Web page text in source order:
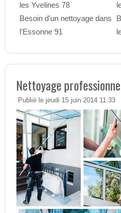
les Yvelines 78
Besoin d'un nettoyage dans
l'Essonne 91
Nettoyage
Publié le jeudi 15 juin 2014 11:33